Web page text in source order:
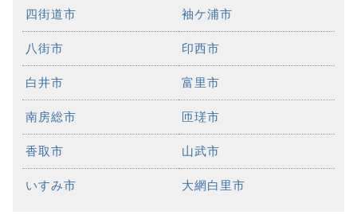
四街道市 袖ケ浦市
八街市 印西市
白井市 富里市
南房総市 匝瑳市
香取市 山武市
いすみ市 大網白里市